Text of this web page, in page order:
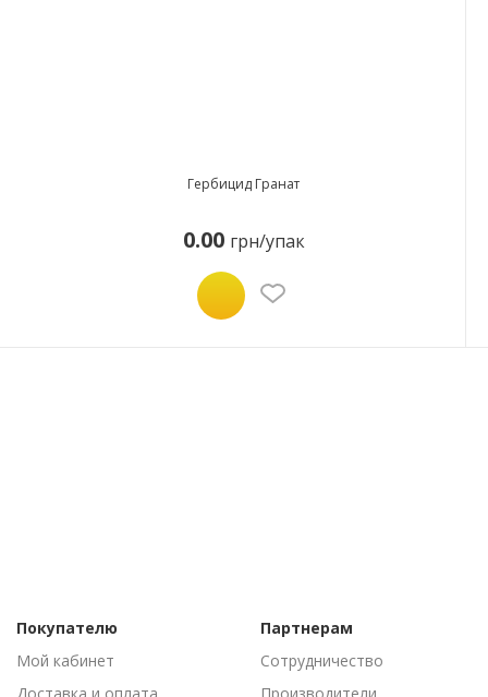
Гербицид Гранат
0.00 грн/упак
Покупателю
Мой кабинет
Партнерам
Сотрудничество